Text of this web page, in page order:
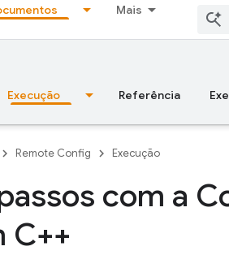
Mais
Execução Referência
Remote Config Execução
com a
C++